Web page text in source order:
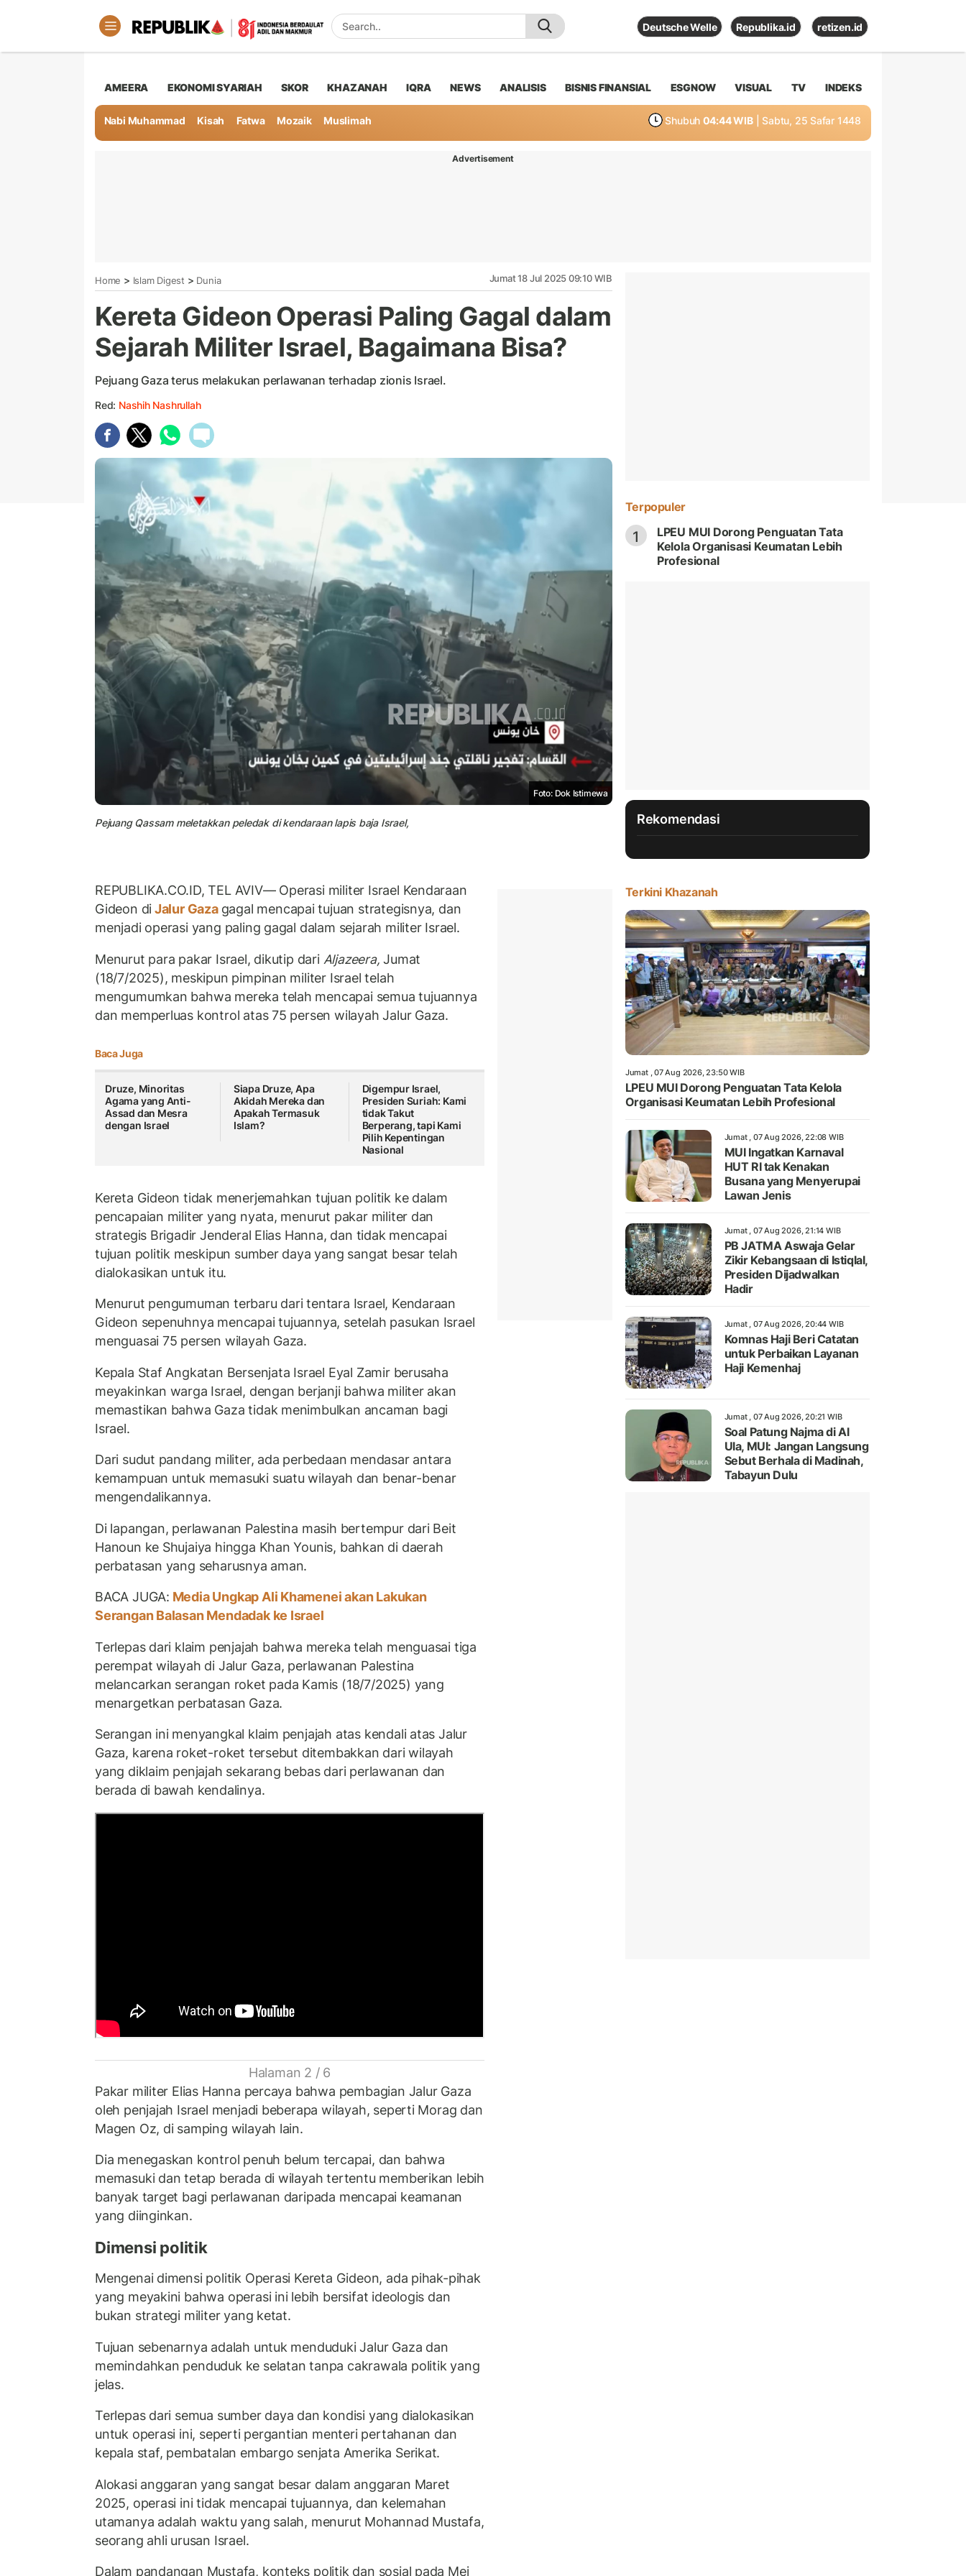
Deutsche Welle Republika.id retizen.id
AMEERA EKONOMI SYARIAH SKOR KHAZANAH IQRA NEWS ANALISIS BISNIS FINANSIAL ESGNOW VISUAL TV INDEKS
Nabi Muhammad Kisah Fatwa Mozaik Muslimah Shubuh 04:44 WIB | Sabtu, 25 Safar 1448
Advertisement
Home > Islam Digest > Dunia Jumat 18 Jul 2025 09:10 WIB
Kereta Gideon Operasi Paling Gagal dalam
Sejarah Militer Israel, Bagaimana Bisa?
Pejuang Gaza terus melakukan perlawanan terhadap zionis Israel.
Red: Nashih Nashrullah
Foto: Dok Istimewa
Pejuang Qassam meletakkan peledak di kendaraan lapis baja Israel,
REPUBLIKA.CO.ID, TEL AVIV— Operasi militer Israel Kendaraan
Gideon diJalur Gaza gagal mencapai tujuan strategisnya, dan
menjadi operasi yang paling gagal dalam sejarah militer Israel.
Menurut para pakar Israel, dikutip dariAljazeera, Jumat
(18/7/2025), meskipun pimpinan militer Israel telah
mengumumkan bahwa mereka telah mencapai semua tujuannya
dan memperluas kontrol atas 75 persen wilayah Jalur Gaza.
Baca Juga
Druze, Minoritas
Agama yang Anti-
Assad dan Mesra
dengan Israel
Siapa Druze, Apa
Akidah Mereka dan
Apakah Termasuk
Islam?
Digempur Israel,
Presiden Suriah: Kami
tidak Takut
Berperang, tapi Kami
Pilih Kepentingan
Nasional
Kereta Gideon tidak menerjemahkan tujuan politik ke dalam
pencapaian militer yang nyata, menurut pakar militer dan
strategis Brigadir Jenderal Elias Hanna, dan tidak mencapai
tujuan politik meskipun sumber daya yang sangat besar telah
dialokasikan untuk itu.
Menurut pengumuman terbaru dari tentara Israel, Kendaraan
Gideon sepenuhnya mencapai tujuannya, setelah pasukan Israel
menguasai 75 persen wilayah Gaza.
Kepala Staf Angkatan Bersenjata Israel Eyal Zamir berusaha
meyakinkan warga Israel, dengan berjanji bahwa militer akan
memastikan bahwa Gaza tidak menimbulkan ancaman bagi
Israel.
Dari sudut pandang militer, ada perbedaan mendasar antara
kemampuan untuk memasuki suatu wilayah dan benar-benar
mengendalikannya.
Di lapangan, perlawanan Palestina masih bertempur dari Beit
Hanoun ke Shujaiya hingga Khan Younis, bahkan di daerah
perbatasan yang seharusnya aman.
BACA JUGA: Media Ungkap Ali Khamenei akan Lakukan
Serangan Balasan Mendadak ke Israel
Terlepas dari klaim penjajah bahwa mereka telah menguasai tiga
perempat wilayah di Jalur Gaza, perlawanan Palestina
melancarkan serangan roket pada Kamis (18/7/2025) yang
menargetkan perbatasan Gaza.
Serangan ini menyangkal klaim penjajah atas kendali atas Jalur
Gaza, karena roket-roket tersebut ditembakkan dari wilayah
yang diklaim penjajah sekarang bebas dari perlawanan dan
berada di bawah kendalinya.
Halaman 2 / 6
Pakar militer Elias Hanna percaya bahwa pembagian Jalur Gaza
oleh penjajah Israel menjadi beberapa wilayah, seperti Morag dan
Magen Oz, di samping wilayah lain.
Dia menegaskan kontrol penuh belum tercapai, dan bahwa
memasuki dan tetap berada di wilayah tertentu memberikan lebih
banyak target bagi perlawanan daripada mencapai keamanan
yang diinginkan.
Dimensi politik
Mengenai dimensi politik Operasi Kereta Gideon, ada pihak-pihak
yang meyakini bahwa operasi ini lebih bersifat ideologis dan
bukan strategi militer yang ketat.
Tujuan sebenarnya adalah untuk menduduki Jalur Gaza dan
memindahkan penduduk ke selatan tanpa cakrawala politik yang
jelas.
Terlepas dari semua sumber daya dan kondisi yang dialokasikan
untuk operasi ini, seperti pergantian menteri pertahanan dan
kepala staf, pembatalan embargo senjata Amerika Serikat.
Alokasi anggaran yang sangat besar dalam anggaran Maret
2025, operasi ini tidak mencapai tujuannya, dan kelemahan
utamanya adalah waktu yang salah, menurut Mohannad Mustafa,
seorang ahli urusan Israel.
Dalam pandangan Mustafa, konteks politik dan sosial pada Mei
Terpopuler
1
LPEU MUI Dorong Penguatan Tata
Kelola Organisasi Keumatan Lebih
Profesional
Rekomendasi
Terkini Khazanah
Jumat , 07 Aug 2026, 23:50 WIB
LPEU MUI Dorong Penguatan Tata Kelola
Organisasi Keumatan Lebih Profesional
Jumat , 07 Aug 2026, 22:08 WIB
MUI Ingatkan Karnaval
HUT RI tak Kenakan
Busana yang Menyerupai
Lawan Jenis
Jumat , 07 Aug 2026, 21:14 WIB
PB JATMA Aswaja Gelar
Zikir Kebangsaan di Istiqlal,
Presiden Dijadwalkan
Hadir
Jumat , 07 Aug 2026, 20:44 WIB
Komnas Haji Beri Catatan
untuk Perbaikan Layanan
Haji Kemenhaj
Jumat , 07 Aug 2026, 20:21 WIB
Soal Patung Najma di Al
Ula, MUI: Jangan Langsung
Sebut Berhala di Madinah,
Tabayun Dulu